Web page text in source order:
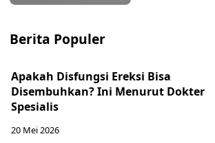
Berita Populer
Apakah Disfungsi Ereksi Bisa
Disembuhkan? Ini Menurut Dokter
Spesialis
20 Mei 2026